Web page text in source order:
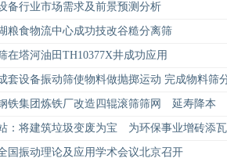
备行业市场需求及前景预测分析
粮食物流中心成功技改谷糙分离筛
在塔河油田TH10377X井成功应用
套设备振动筛使物料做抛掷运动 完成物料筛
铁集团炼铁厂改造四辊滚筛筛网 延寿降本
：将建筑垃圾变废为宝 为环保事业增砖添瓦
国振动理论及应用学术会议北京召开